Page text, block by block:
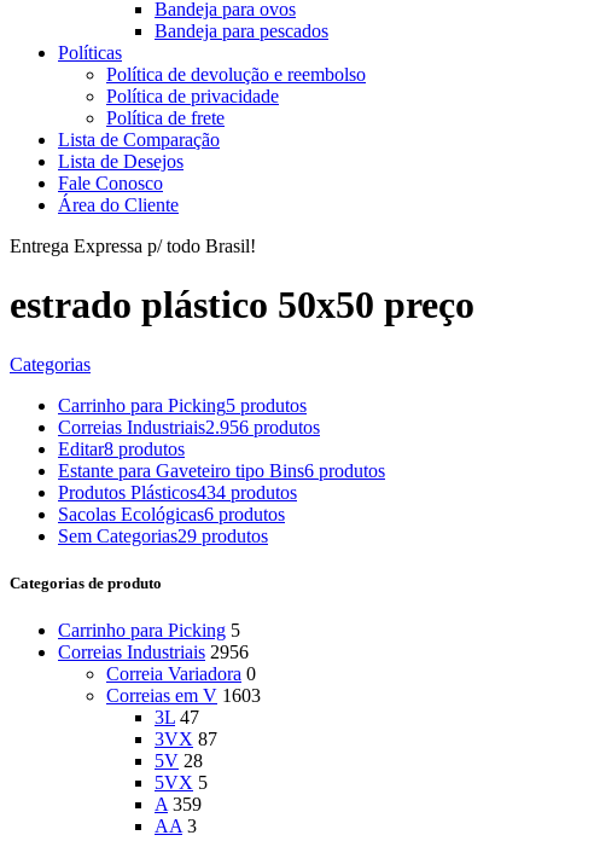
Bandeja para ovos
Bandeja para pescados
Políticas
Política de devolução e reembolso
Política de privacidade
Política de frete
Lista de Comparação
Lista de Desejos
Fale Conosco
Área do Cliente
Entrega Expressa p/ todo Brasil!
estrado plástico 50x50 preço
Categorias
Carrinho para Picking5 produtos
Correias Industriais2.956 produtos
Editar8 produtos
Estante para Gaveteiro tipo Bins6 produtos
Produtos Plásticos434 produtos
Sacolas Ecológicas6 produtos
Sem Categorias29 produtos
Categorias de produto
Carrinho para Picking 5
Correias Industriais 2956
Correia Variadora 0
Correias em V 1603
3L 47
3VX 87
5V 28
5VX 5
A 359
AA 3